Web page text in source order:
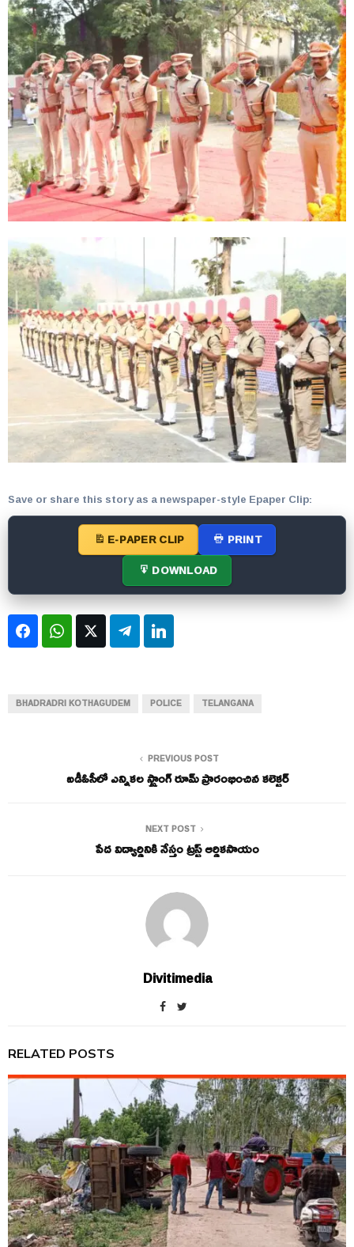
Save or share this story as a newspaper-style Epaper Clip:
E-PAPER CLIP
PRINT
DOWNLOAD
FacebookWhatsApp
Twitter Telegram
BHADRADRI KOTHAGUDEM POLICE TELANGANA
PREVIOUS POST
ఐడీఓసీలో ఎన్నికల స్ట్రాంగ్ రూమ్ ప్రారంభించిన కలెక్టర్
NEXT POST
పేద విద్యార్థినికి నేస్తం ట్రస్ట్ ఆర్థికసాయం
Divitimedia
RELATED POSTS